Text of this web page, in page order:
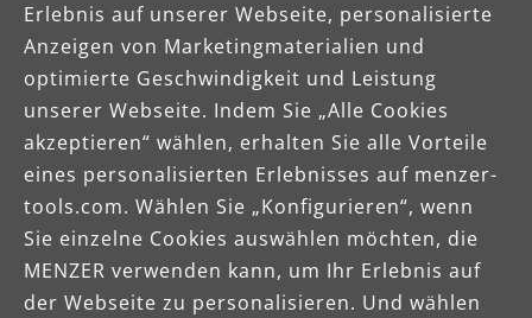
Für alle unsere Bewerber ist Sandy Held die
richtige Ansprechpartnerin und steht bei Fragen
telefonisch gerne zur Verfügung.Natürlich ist
auch die Bewerbung per E-Mail möglich. Diese
sollte ein Anschreiben, einen Lebenslauf und
optional zusätzliche Referenzen wie Zeugnisse
oder Arbeitsproben beinhalten.
Jetzt bewerben
Erlebnis auf unserer Webseite, personalisierte
Anzeigen von Marketingmaterialien und
optimierte Geschwindigkeit und Leistung
unserer Webseite. Indem Sie „Alle Cookies
akzeptieren“ wählen, erhalten Sie alle Vorteile
eines personalisierten Erlebnisses auf menzer-
tools.com. Wählen Sie „Konfigurieren“, wenn
Sie einzelne Cookies auswählen möchten, die
MENZER verwenden kann, um Ihr Erlebnis auf
der Webseite zu personalisieren. Und wählen